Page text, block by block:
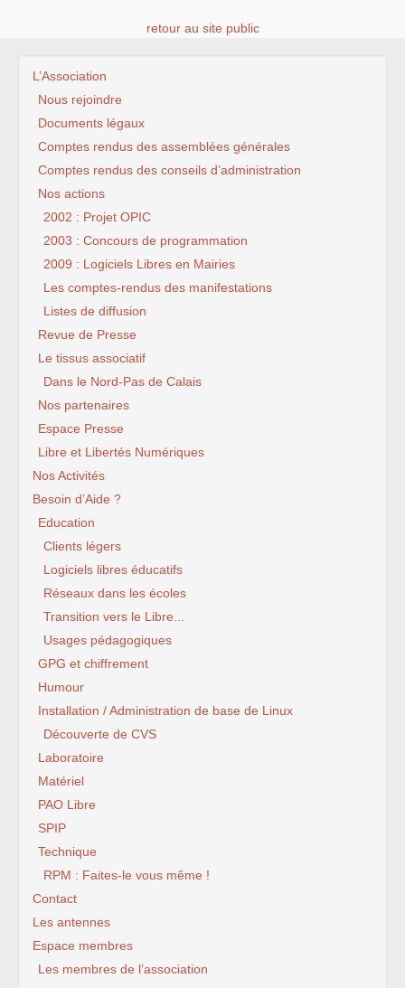
retour au site public
L’Association
Nous rejoindre
Documents légaux
Comptes rendus des assemblées générales
Comptes rendus des conseils d’administration
Nos actions
2002 : Projet OPIC
2003 : Concours de programmation
2009 : Logiciels Libres en Mairies
Les comptes-rendus des manifestations
Listes de diffusion
Revue de Presse
Le tissus associatif
Dans le Nord-Pas de Calais
Nos partenaires
Espace Presse
Libre et Libertés Numériques
Nos Activités
Besoin d’Aide ?
Education
Clients légers
Logiciels libres éducatifs
Réseaux dans les écoles
Transition vers le Libre...
Usages pédagogiques
GPG et chiffrement
Humour
Installation / Administration de base de Linux
Découverte de CVS
Laboratoire
Matériel
PAO Libre
SPIP
Technique
RPM : Faites-le vous même !
Contact
Les antennes
Espace membres
Les membres de l’association